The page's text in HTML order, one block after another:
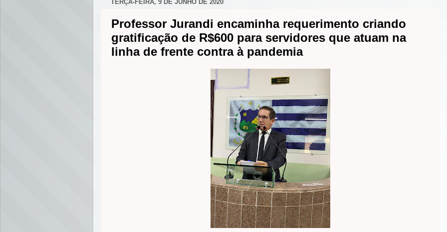
TERÇA-FEIRA, 9 DE JUNHO DE 2020
Professor Jurandi encaminha requerimento criando
gratificação de R$600 para servidores que atuam na
linha de frente contra à pandemia